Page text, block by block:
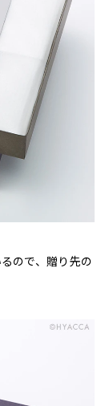
ので、贈り先の